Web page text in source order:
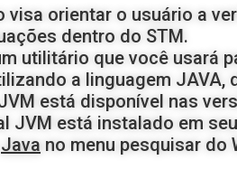
visa orientar o usuário a
dentro do STM.
utilitário que você usará
a linguagem
está disponível nas
JVM está instalado em
Java no menu pesquisar do